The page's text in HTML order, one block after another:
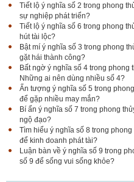
Tiết lộ ý nghĩa số 2 trong phong
sự nghiệp phát triển?
Tiết lộ ý nghĩa số 6 trong phong
hút tài lộc?
Bật mí ý nghĩa số 3 trong phong
gặt hái thành công?
Bất ngờ ý nghĩa số 4 trong phong
Những ai nên dùng nhiều số 4?
Ấn tượng ý nghĩa số 5 trong
để gặp nhiều may mắn?
Bí ẩn ý nghĩa số 7 trong phong
ngộ đạo?
Tìm hiểu ý nghĩa số 8 trong
để kinh doanh phát tài?
Luận bàn về ý nghĩa số 9 trong
số 9 để sống vui sống khỏe?